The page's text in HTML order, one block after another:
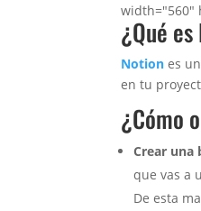
width="560"
¿Qué
Notion es
en tu
¿Cómo
Crear una
que vas a
De esta